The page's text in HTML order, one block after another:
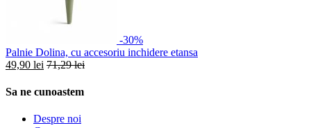
-30%
Palnie Dolina, cu accesoriu inchidere etansa
49,90 lei 71,29 lei
Sa ne cunoastem
Despre noi